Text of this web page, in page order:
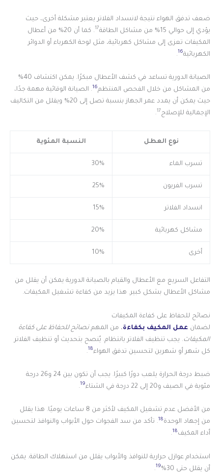
ضعف تدفق الهواء نتيجة لانسداد الفلاتر يعتبر مشكلة أخرى، حيث
يؤدي إلى حوالي 15% من مشاكل الطاقة
17
. كما أن 20% من أعطال
المكيفات تعزى إلى مشاكل كهربائية، مثل لوحة الكهرباء أو الدوائر
الكهربائية16
.
الصيانة الدورية تساعد في كشف الأعطال مبكرًا. يمكن اكتشاف 40%
من المشاكل من خلال الفحص المنتظم16. الصيانة الوقائية مهمة جدًا،
حيث يمكن أن يمدد عمر الجهاز بنسبة تصل إلى 20% ويقلل من التكاليف
الإجمالية للإصلاح17
.
نوع العطل النسبة المئوية
تسرب الماء 30%
تسرب الفريون 25%
انسداد الفلاتر 15%
مشاكل كهربائية 20%
أخرى 10%
التفاعل السريع مع الأعطال والقيام بالصيانة الدورية يمكن أن يقلل من
مشاكل الأعطال بشكل كبير. هذا يزيد من كفاءة تشغيل المكيفات.
نصائح للحفاظ على كفاءة المكيفات
لضمان عمل المكيف بكفاءة، من المهمنصائح للحفاظ على كفاءة
المكيفات . يجب تنظيف الفلاتر بانتظام. يُنصح بتحديث أو تنظيف الفلاتر
كل شهر أو شهرين لتحسين تدفق الهواء18
.
ضبط درجة الحرارة يلعب دورًا كبيرًا. يجب أن تكون بين 24 و26 درجة
مئوية في الصيف و20 إلى 22 درجة في الشتاء
19
.
من الأفضل عدم تشغيل المكيف لأكثر من 8 ساعات يوميًا. هذا يقلل
من إجهاد الوحدة18. تأكد من سد الفجوات حول الأبواب والنوافذ لتحسين
أداء المكيف18
.
استخدام عوازل حرارية للنوافذ والأبواب يقلل من استهلاك الطاقة. يمكن
أن يقلل حتى 30%
19
.